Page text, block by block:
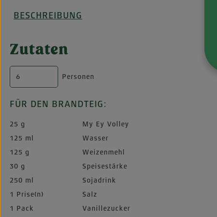
BESCHREIBUNG
Zutaten
Personen
FÜR DEN BRANDTEIG:
25 g
My Ey Volley
125 ml
Wasser
125 g
Weizenmehl
30 g
Speisestärke
250 ml
Sojadrink
1 Prise(n)
Salz
1 Pack
Vanillezucker